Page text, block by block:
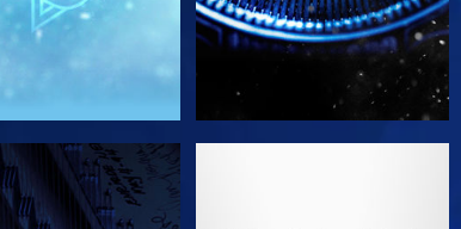
MŰSORNÉZÉS